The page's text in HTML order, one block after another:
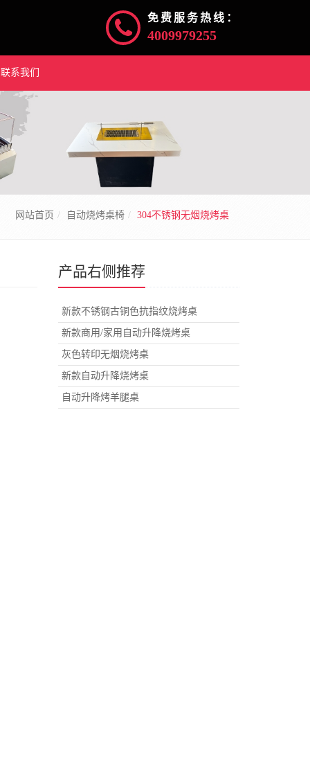
免费服务热线：
4009979255
联系我们
网站首页 自动烧烤桌椅 304不锈钢无烟烧烤桌
产品右侧推荐
新款不锈钢古铜色抗指纹烧烤桌
新款商用/家用自动升降烧烤桌
灰色转印无烟烧烤桌
新款自动升降烧烤桌
自动升降烤羊腿桌